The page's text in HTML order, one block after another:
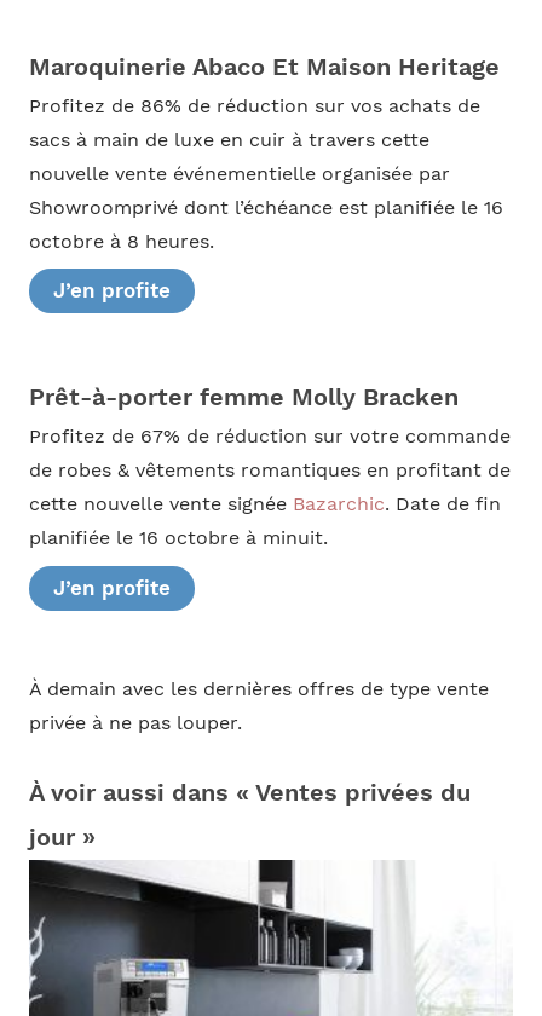
Maroquinerie Abaco Et Maison Heritage
Profitez de 86% de réduction sur vos achats de
sacs à main de luxe en cuir à travers cette
nouvelle vente événementielle organisée par
Showroomprivé dont l’échéance est planifiée le 16
octobre à 8 heures.
J’en profite
Prêt-à-porter femme Molly Bracken
Profitez de 67% de réduction sur votre commande
de robes & vêtements romantiques en profitant de
cette nouvelle vente signée Bazarchic. Date de fin
planifiée le 16 octobre à minuit.
J’en profite
À demain avec les dernières offres de type vente
privée à ne pas louper.
À voir aussi dans « Ventes privées du
jour »